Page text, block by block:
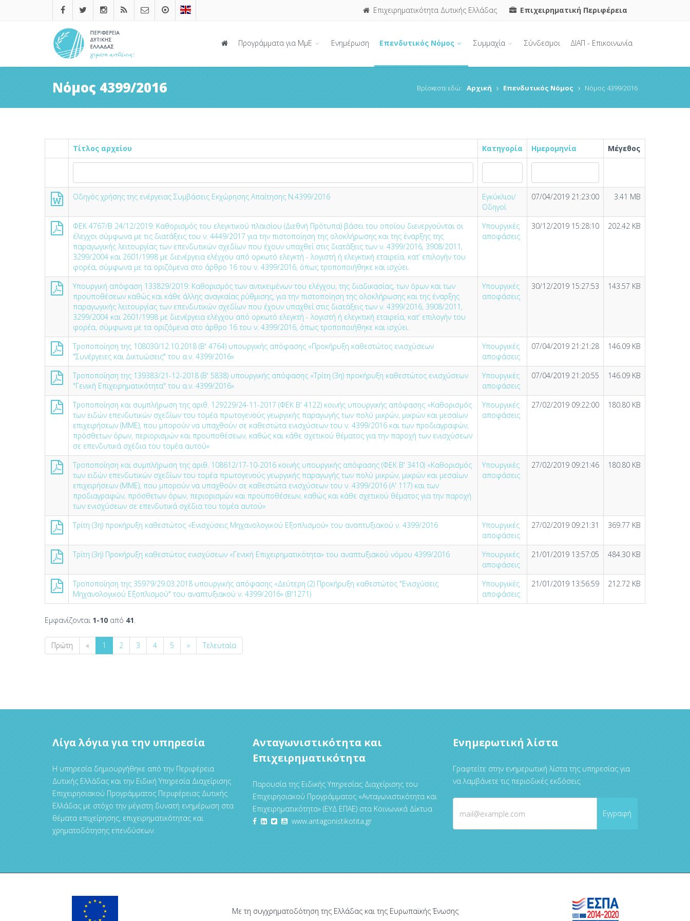
Επιχειρηματικότητα Δυτικής Ελλάδας Επιχειρηματική Περιφέρεια
Προγράμματα για ΜμΕ Ενημέρωση Επενδυτικός Νόμος Συμμαχία Σύνδεσμοι ΔΙΑΠ - Επικοινωνία
Νόμος 4399/2016 Βρίσκεστε εδώ: Αρχική Επενδυτικός Νόμος Νόμος 4399/2016
Τίτλος αρχείου Κατηγορία Ημερομηνία Μέγεθος
Οδηγός χρήσης της ενέργειας Συμβάσεις Εκχώρησης Απαίτησης Ν.4399/2016
Εγκύκλιοι/
Οδηγοί
07/04/2019 21:23:00 3.41 MB
ΦΕΚ 4767/Β 24/12/2019: Kαθορισμός του ελεγκτικού πλαισίου (Διεθνή Πρότυπα) βάσει του οποίου διενεργούνται οι
έλεγχοι σύμφωνα με τις διατάξεις του ν. 4449/2017 για την πιστοποίηση της ολοκλήρωσης και της έναρξης της
παραγωγικής λειτουργίας των επενδυτικών σχεδίων που έχουν υπαχθεί στις διατάξεις των ν. 4399/2016, 3908/2011,
3299/2004 και 2601/1998 με διενέργεια ελέγχου από ορκωτό ελεγκτή - λογιστή ή ελεγκτική εταιρεία, κατ’ επιλογήν του
φορέα, σύμφωνα με τα οριζόμενα στο άρθρο 16 του ν. 4399/2016, όπως τροποποιήθηκε και ισχύει.
Υπουργικές
αποφάσεις
30/12/2019 15:28:10 202.42 KB
Υπουργική απόφαση 133829/2019: Καθορισμός των αντικειμένων του ελέγχου, της διαδικασίας, των όρων και των
προϋποθέσεων καθώς και κάθε άλλης αναγκαίας ρύθμισης, για την πιστοποίηση της ολοκλήρωσης και της έναρξης
παραγωγικής λειτουργίας των επενδυτικών σχεδίων που έχουν υπαχθεί στις διατάξεις των ν. 4399/2016, 3908/2011,
3299/2004 και 2601/1998 με διενέργεια ελέγχου από ορκωτό ελεγκτή - λογιστή ή ελεγκτική εταιρεία, κατ’ επιλογήν του
φορέα, σύμφωνα με τα οριζόμενα στο άρθρο 16 του ν. 4399/2016, όπως τροποποιήθηκε και ισχύει.
Υπουργικές
αποφάσεις
30/12/2019 15:27:53 143.57 KB
Τροποποίηση της 108030/12.10.2018 (Β' 4764) υπουργικής απόφασης «Προκήρυξη καθεστώτος ενισχύσεων
"Συνέργειες και Δικτυώσεις" του α.ν. 4399/2016»
Υπουργικές
αποφάσεις
07/04/2019 21:21:28 146.09 KB
Τροποποίηση της 139383/21-12-2018 (Β' 5838) υπουργικής απόφασης «Τρίτη (3η) προκήρυξη καθεστώτος ενισχύσεων
"Γενική Επιχειρηματικότητα" του α.ν. 4399/2016»
Υπουργικές
αποφάσεις
07/04/2019 21:20:55 146.09 KB
Τροποποίηση και συμπλήρωση της αριθ. 129229/24-11-2017 (ΦΕΚ Β' 4122) κοινής υπουργικής απόφασης «Καθορισμός
των ειδών επενδυτικών σχεδίων του τομέα πρωτογενούς γεωργικής παραγωγής των πολύ μικρών, μικρών και μεσαίων
επιχειρήσεων (ΜΜΕ), που μπορούν να υπαχθούν σε καθεστώτα ενισχύσεων του ν. 4399/2016 και των προδιαγραφών,
πρόσθετων όρων, περιορισμών και προϋποθέσεων, καθώς και κάθε σχετικού θέματος για την παροχή των ενισχύσεων
σε επενδυτικά σχέδια του τομέα αυτού»
Υπουργικές
αποφάσεις
27/02/2019 09:22:00 180.80 KB
Τροποποίηση και συμπλήρωση της αριθ. 108612/17-10-2016 κοινής υπουργικής απόφασης (ΦΕΚ Β' 3410) «Καθορισμός
των ειδών επενδυτικών σχεδίων του τομέα πρωτογενούς γεωργικής παραγωγής των πολύ μικρών, μικρών και μεσαίων
επιχειρήσεων (ΜΜΕ), που μπορούν να υπαχθούν σε καθεστώτα ενισχύσεων του ν. 4399/2016 (A' 117) και των
προδιαγραφών, πρόσθετων όρων, περιορισμών και προϋποθέσεων, καθώς και κάθε σχετικού θέματος για την παροχή
των ενισχύσεων σε επενδυτικά σχέδια του τομέα αυτού»
Υπουργικές
αποφάσεις
27/02/2019 09:21:46 180.80 KB
Τρίτη (3η) προκήρυξη καθεστώτος «Ενισχύσεις Μηχανολογικού Εξοπλισμού» του αναπτυξιακού ν. 4399/2016
Υπουργικές
αποφάσεις
27/02/2019 09:21:31 369.77 KB
Τρίτη (3η) Προκήρυξη καθεστώτος ενισχύσεων «Γενική Επιχειρηματικότητα» του αναπτυξιακού νόμου 4399/2016
Υπουργικές
αποφάσεις
21/01/2019 13:57:05 484.30 KB
Τροποποίηση της 35979/29.03.2018 υπουργικής απόφασης «Δεύτερη (2) Προκήρυξη καθεστώτος "Ενισχύσεις
Μηχανολογικού Εξοπλισμού" του αναπτυξιακού ν. 4399/2016» (Β'1271)
Υπουργικές
αποφάσεις
21/01/2019 13:56:59 212.72 KB
Εμφανίζονται 1-10 από 41.
Πρώτη « 1 2 3 4 5 » Τελευταία
Λίγα λόγια για την υπηρεσία
Η υπηρεσία δημιουργήθηκε από την Περιφέρεια
Δυτικής Ελλάδας και την Ειδική Υπηρεσία Διαχείρισης
Επιχειρησιακού Προγράμματος Περιφέρειας Δυτικής
Ελλάδας με στόχο την μέγιστη δυνατή ενημέρωση στα
θέματα επιχείρησης, επιχειρηματικότητας και
χρηματοδότησης επενδύσεων.
Ανταγωνιστικότητα και
Επιχειρηματικότητα
Παρουσία της Ειδικής Υπηρεσίας Διαχείρισης του
Επιχειρησιακού Προγράμματος «Ανταγωνιστικότητα και
Επιχειρηματικότητα» (ΕΥΔ ΕΠΑΕ) στα Κοινωνικά Δίκτυα
www.antagonistikotita.gr
Ενημερωτική λίστα
Γραφτείτε στην ενημερωτική λίστα της υπηρεσίας για
να λαμβάνετε τις περιοδικές εκδόσεις
Με τη συγχρηματοδότηση της Ελλάδας και της Ευρωπαϊκής Ένωσης